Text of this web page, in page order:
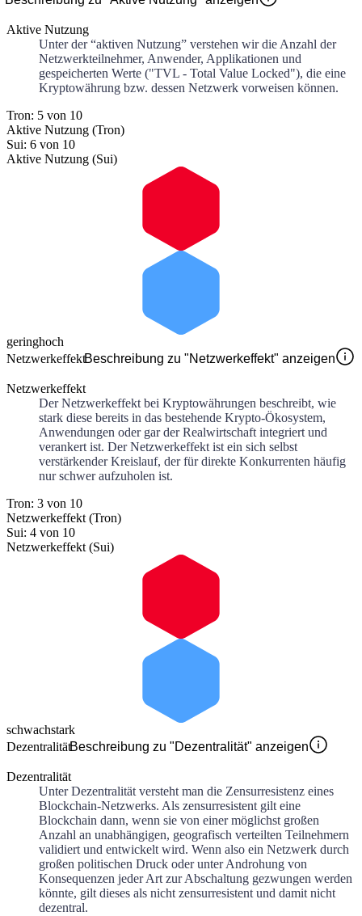
Aktive Nutzung
Unter der “aktiven Nutzung” verstehen wir die Anzahl der
Netzwerkteilnehmer, Anwender, Applikationen und
gespeicherten Werte ("TVL - Total Value Locked"), die eine
Kryptowährung bzw. dessen Netzwerk vorweisen können.
Tron: 5 von 10
Aktive Nutzung (Tron)
Sui: 6 von 10
Aktive Nutzung (Sui)
geringhoch
NetzwerkeffektBeschreibung zu "Netzwerkeffekt" anzeigen
Netzwerkeffekt
Der Netzwerkeffekt bei Kryptowährungen beschreibt, wie
stark diese bereits in das bestehende Krypto-Ökosystem,
Anwendungen oder gar der Realwirtschaft integriert und
verankert ist. Der Netzwerkeffekt ist ein sich selbst
verstärkender Kreislauf, der für direkte Konkurrenten häufig
nur schwer aufzuholen ist.
Tron: 3 von 10
Netzwerkeffekt (Tron)
Sui: 4 von 10
Netzwerkeffekt (Sui)
schwachstark
DezentralitätBeschreibung zu "Dezentralität" anzeigen
Dezentralität
Unter Dezentralität versteht man die Zensurresistenz eines
Blockchain-Netzwerks. Als zensurresistent gilt eine
Blockchain dann, wenn sie von einer möglichst großen
Anzahl an unabhängigen, geografisch verteilten Teilnehmern
validiert und entwickelt wird. Wenn also ein Netzwerk durch
großen politischen Druck oder unter Androhung von
Konsequenzen jeder Art zur Abschaltung gezwungen werden
könnte, gilt dieses als nicht zensurresistent und damit nicht
dezentral.